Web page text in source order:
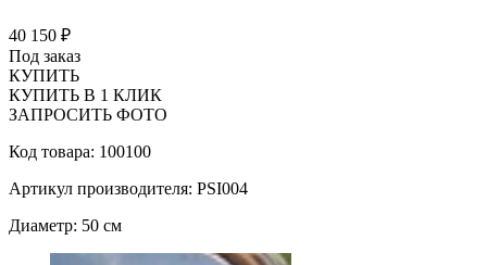
40 150 ₽
Под заказ
КУПИТЬ
КУПИТЬ В 1 КЛИК
ЗАПРОСИТЬ ФОТО
Код товара: 100100
Артикул производителя: PSI004
Диаметр: 50 см